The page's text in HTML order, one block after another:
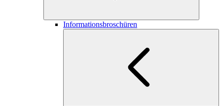
Informationsbroschüren